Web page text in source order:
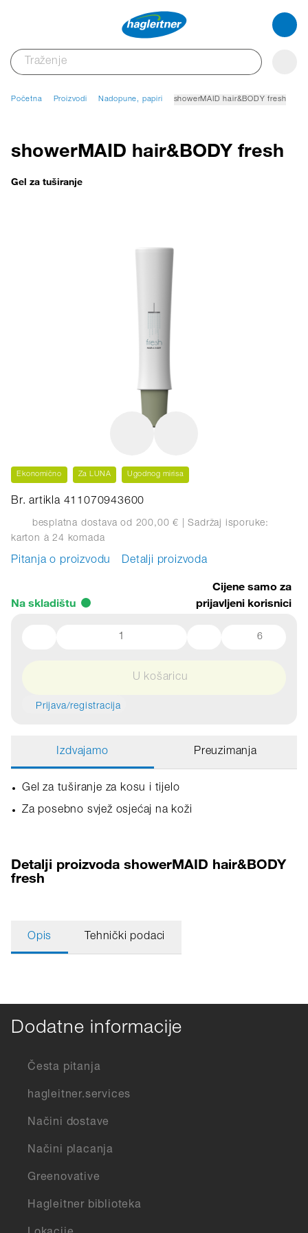
Početna Proizvodi Nadopune, papiri showerMAID hair&BODY fresh
showerMAID hair&BODY fresh
Gel za tuširanje
Ekonomično Za LUNA Ugodnog mirisa
Br. artikla 411070943600
besplatna dostava od 200,00 € | Sadržaj isporuke:
karton à 24 komada
Pitanja o proizvodu Detalji proizvoda
Na skladištu
Cijene samo za
prijavljeni korisnici
6
U košaricu
Prijava/registracija
Izdvajamo Preuzimanja
Gel za tuširanje za kosu i tijelo
Za posebno svjež osjećaj na koži
Detalji proizvoda showerMAID hair&BODY
fresh
Opis Tehnički podaci
Dodatne informacije
Česta pitanja
hagleitner.services
Načini dostave
Načini placanja
Greenovative
Hagleitner biblioteka